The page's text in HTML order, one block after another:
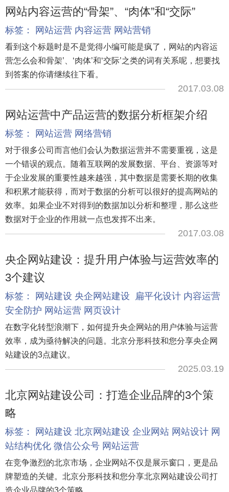
网站内容运营的“骨架”、“肉体”和“交际”
标签： 网站运营 内容运营 网站营销
看到这个标题时是不是觉得小编可能是疯了，网站的内容运
营怎么会和骨架’、‘肉体’和‘交际’之类的词有关系呢，想要找
到答案的你请继续往下看。
2017.03.08
网站运营中产品运营的数据分析框架介绍
标签： 网站运营 网络营销
对于很多公司而言他们会认为数据运营并不需要重视，这是
一个错误的观点。随着互联网的发展数据、平台、资源等对
于企业发展的重要性越来越强，其中数据是需要长期的收集
和积累才能获得，而对于数据的分析可以很好的提高网站的
效率。如果企业不对得到的数据加以分析和整理，那么这些
数据对于企业的作用就一点也发挥不出来。
2017.03.08
央企网站建设：提升用户体验与运营效率的
3个建议
标签： 网站建设 央企网站建设 扁平化设计 内容运营
安全防护 网站运营 网页设计
在数字化转型浪潮下，如何提升央企网站的用户体验与运营
效率，成为亟待解决的问题。北京分形科技和您分享央企网
站建设的3点建议。
2025.03.19
北京网站建设公司：打造企业品牌的3个策
略
标签： 网站建设 北京网站建设 企业网站 网站设计 网
站结构优化 微信公众号 网站运营
在竞争激烈的北京市场，企业网站不仅是展示窗口，更是品
牌塑造的关键。北京分形科技和您分享北京网站建设公司打
造企业品牌的3个策略。